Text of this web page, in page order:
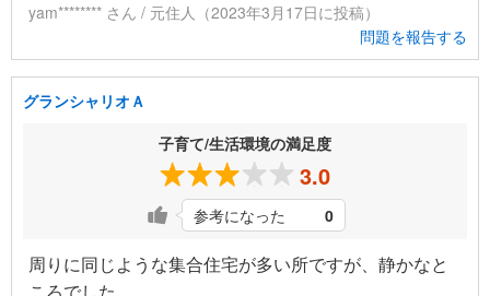
yam******** さん / 元住人（2023年3月17日に投稿）
問題を報告する
グランシャリオＡ
子育て/生活環境の満足度
3.0
参考になった 0
周りに同じような集合住宅が多い所ですが、静かなと